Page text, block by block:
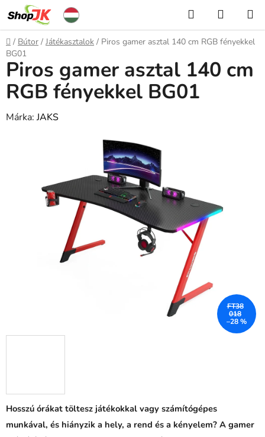
Ugrás
fő
tartalomhoz
KeresésKOSÁR
Kezdőlap
/ Bútor / Játékasztalok / Piros gamer asztal 140 cm RGB fényekkel
BG01
Hosszú órákat töltesz játékokkal vagy számítógépes
munkával, és hiányzik a hely, a rend és a kényelem? A gamer
Piros gamer asztal 140 cm
RGB fényekkel BG01
Márka:JAKS
FT38
018
–28 %